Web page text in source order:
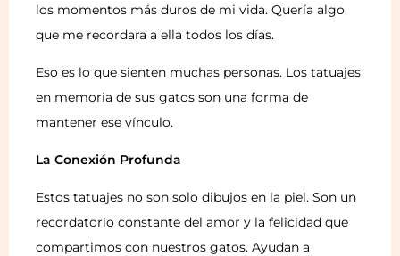
los momentos más duros de mi vida. Quería algo
que me recordara a ella todos los días.
Eso es lo que sienten muchas personas. Los tatuajes
en memoria de sus gatos son una forma de
mantener ese vínculo.
La Conexión Profunda
Estos tatuajes no son solo dibujos en la piel. Son un
recordatorio constante del amor y la felicidad que
compartimos con nuestros gatos. Ayudan a